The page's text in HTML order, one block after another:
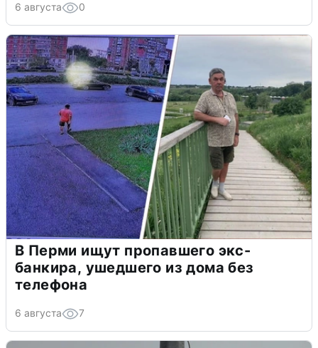
6 августа 0
В Перми ищут пропавшего экс-
банкира, ушедшего из дома без
телефона
6 августа 7